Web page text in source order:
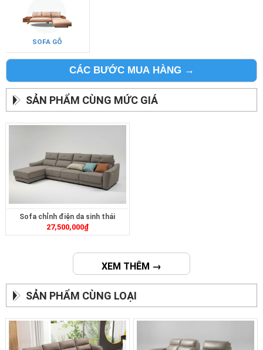
SOFA GỖ
CÁC BƯỚC MUA HÀNG →
SẢN PHẨM CÙNG MỨC GIÁ
Sofa chỉnh điện da sinh thái
ZT2624
27,500,000₫
XEM THÊM →
SẢN PHẨM CÙNG LOẠI